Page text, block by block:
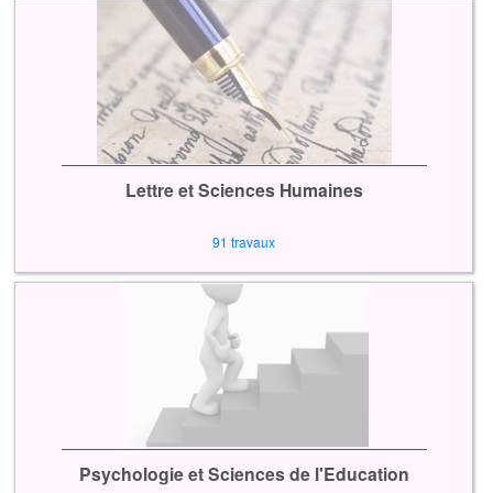
Lettre et Sciences Humaines
91 travaux
Psychologie et Sciences de l'Education